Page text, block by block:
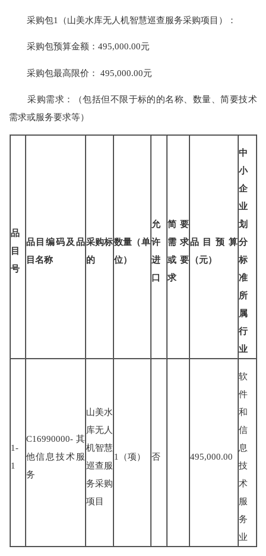
采购包1（山美水库无人机智慧巡查服务采购项目）：
采购包预算金额：495,000.00元
采购包最高限价： 495,000.00元
采购需求：（包括但不限于标的的名称、数量、简要技术
需求或服务要求等）
品
目
号
品目编码及品
目名称
采购标
的
数量（单
位）
允
许
进
口
简要
需求
或要
求
品目预算
（元）
中
小
企
业
划
分
标
准
所
属
行
业
1-
1
C16990000-其
他信息技术服
务
山美水
库无人
机智慧
巡查服
务采购
项目
1（项） 否 495,000.00
软
件
和
信
息
技
术
服
务
业